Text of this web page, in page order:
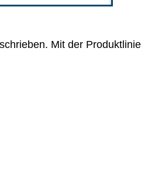
Mit der Produktlinie